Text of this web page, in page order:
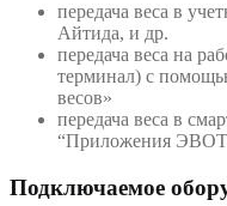
передача веса в
Айтида, и др.
передача веса на
терминал) с
весов»
передача веса в
“Приложения
Подключаемое